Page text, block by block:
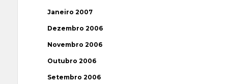
Janeiro 2007
Dezembro 2006
Novembro 2006
Outubro 2006
Setembro 2006